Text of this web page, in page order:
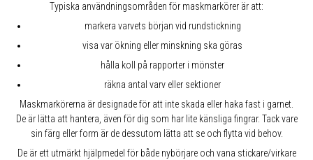
Typiska användningsområden för maskmarkörer är att:
markera varvets början vid rundstickning
visa var ökning eller minskning ska göras
hålla koll på rapporter i mönster
räkna antal varv eller sektioner
Maskmarkörerna är designade för att inte skada eller haka fast i garnet.
De är lätta att hantera, även för dig som har lite känsliga fingrar. Tack vare
sin färg eller form är de dessutom lätta att se och flytta vid behov.
De är ett utmärkt hjälpmedel för både nybörjare och vana stickare/virkare